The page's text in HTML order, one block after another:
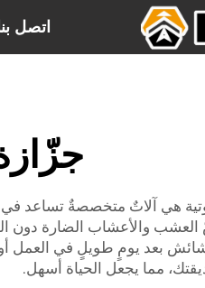
اتصل
هي آلاتٌ متخصصةٌ تساعد في
والأعشاب الضارة دون
بعد يومٍ طويلٍ في العمل أو
مما يجعل الحياة أسهل.